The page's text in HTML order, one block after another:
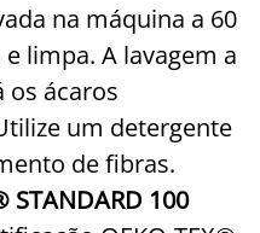
na máquina a 60
limpa. A lavagem a
os ácaros
um detergente
de fibras.
STANDARD 100